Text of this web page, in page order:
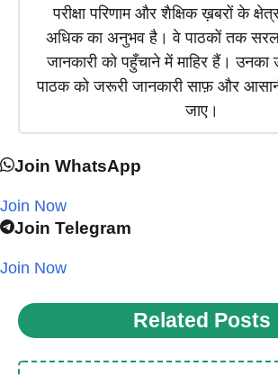
परीक्षा परिणाम और शैक्षिक ख़बरों के
अधिक का अनुभव है। वे पाठकों तक
जानकारी को पहुँचाने में माहिर हैं। उनका
पाठक को जरूरी जानकारी साफ़ और
जाए।
Join WhatsApp
Join Now
Join Telegram
Join Now
Related Posts